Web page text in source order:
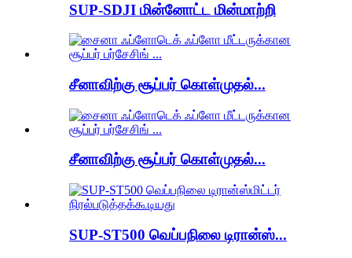
SUP-SDJI மின்னோட்ட மின்மாற்றி
சீனாவிற்கு சூப்பர் கொள்முதல்...
சீனாவிற்கு சூப்பர் கொள்முதல்...
SUP-ST500 வெப்பநிலை டிரான்ஸ்...